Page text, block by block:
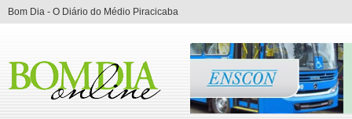
Bom Dia - O Diário do Médio Piracicaba